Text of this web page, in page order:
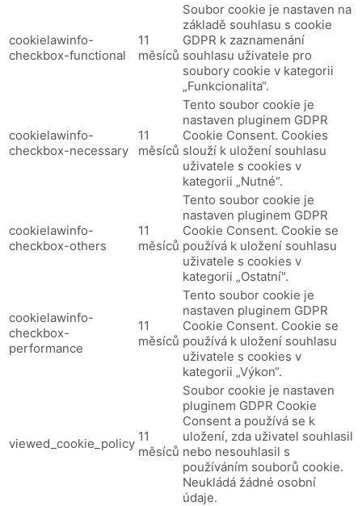
cookielawinfo-
checkbox-functional
11
měsíců
Soubor cookie je nastaven na
základě souhlasu s cookie
GDPR k zaznamenání
souhlasu uživatele pro
soubory cookie v kategorii
„Funkcionalita“.
cookielawinfo-
checkbox-necessary
11
měsíců
Tento soubor cookie je
nastaven pluginem GDPR
Cookie Consent. Cookies
slouží k uložení souhlasu
uživatele s cookies v
kategorii „Nutné“.
cookielawinfo-
checkbox-others
11
měsíců
Tento soubor cookie je
nastaven pluginem GDPR
Cookie Consent. Cookie se
používá k uložení souhlasu
uživatele s cookies v
kategorii „Ostatní".
cookielawinfo-
checkbox-
performance
11
měsíců
Tento soubor cookie je
nastaven pluginem GDPR
Cookie Consent. Cookie se
používá k uložení souhlasu
uživatele s cookies v
kategorii „Výkon“.
viewed_cookie_policy 11
měsíců
Soubor cookie je nastaven
pluginem GDPR Cookie
Consent a používá se k
uložení, zda uživatel souhlasil
nebo nesouhlasil s
používáním souborů cookie.
Neukládá žádné osobní
údaje.